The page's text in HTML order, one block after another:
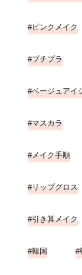
ピンクメイク
プチプラ
ベージュアイ
マスカラ
メイク手順
リップグロス
引き算メイク
韓国